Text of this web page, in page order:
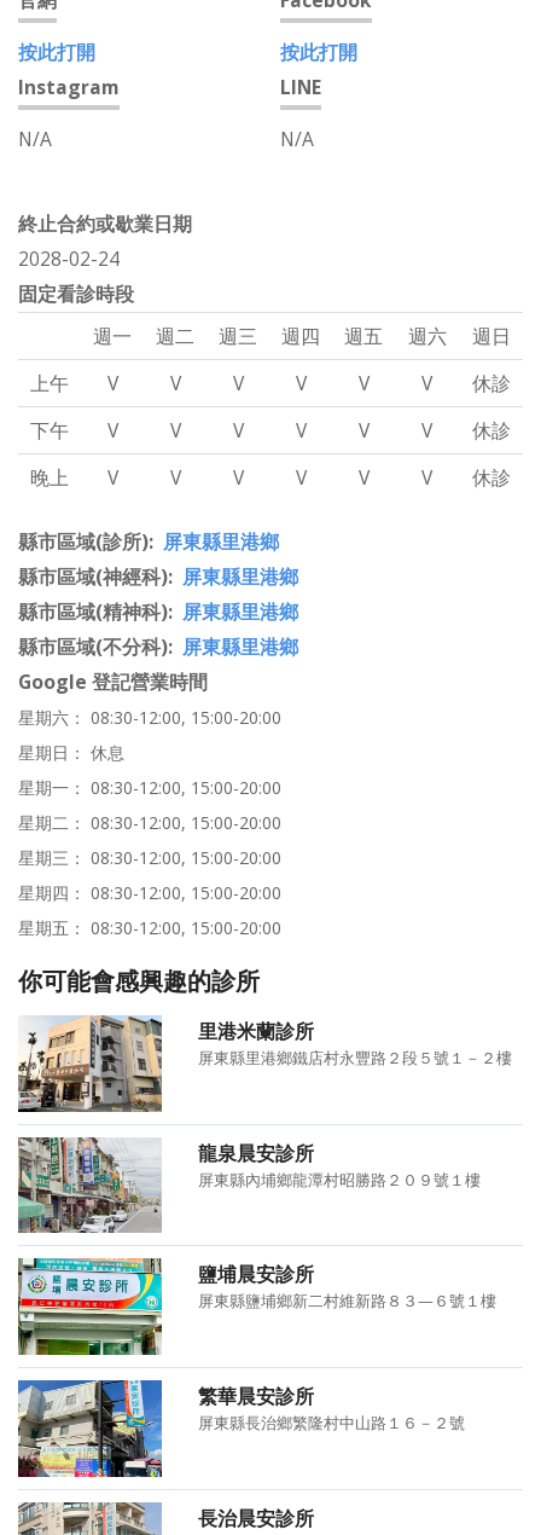
按此打開
按此打開
Instagram
N/A
LINE
N/A
終止合約或歇業日期
2028-02-24
固定看診時段
週一
週二 週三 週四 週五 週六
週日
上午
V V V V V V
休診
下午
V V V V V V
休診
晚上
V V V V V V 休診
縣市區域(診所) 屏東縣里港鄉
縣市區域(神經科) 屏東縣里港鄉
縣市區域(精神科) 屏東縣里港鄉
縣市區域(不分科) 屏東縣里港鄉
Google 登記營業時間
星期六： 08:30-12:00, 15:00-20:00
星期日： 休息
星期一： 08:30-12:00, 15:00-20:00
星期二： 08:30-12:00, 15:00-20:00
星期三： 08:30-12:00, 15:00-20:00
星期四： 08:30-12:00, 15:00-20:00
星期五： 08:30-12:00, 15:00-20:00
你可能會感興趣的診所
里港米蘭診所
屏東縣里港鄉鐵店村永豐路２段５號１－２樓
龍泉晨安診所
屏東縣內埔鄉龍潭村昭勝路２０９號１樓
鹽埔晨安診所
屏東縣鹽埔鄉新二村維新路８３—６號１樓
繁華晨安診所
屏東縣長治鄉繁隆村中山路１６－２號
長治晨安診所